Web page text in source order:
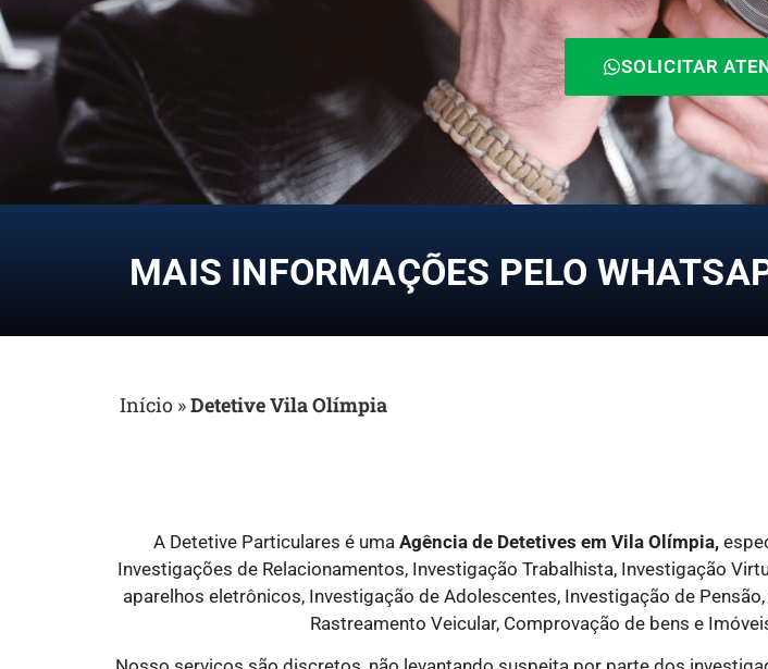
SOLICITAR
MAIS INFORMAÇÕES PELO
Início »Detetive Vila Olímpia
A Detetive Particulares é uma Agência de Detetives em Vila Olímpia,
Investigações de Relacionamentos, Investigação Trabalhista, Investigação
aparelhos eletrônicos, Investigação de Adolescentes, Investigação de
Rastreamento Veicular, Comprovação de bens e